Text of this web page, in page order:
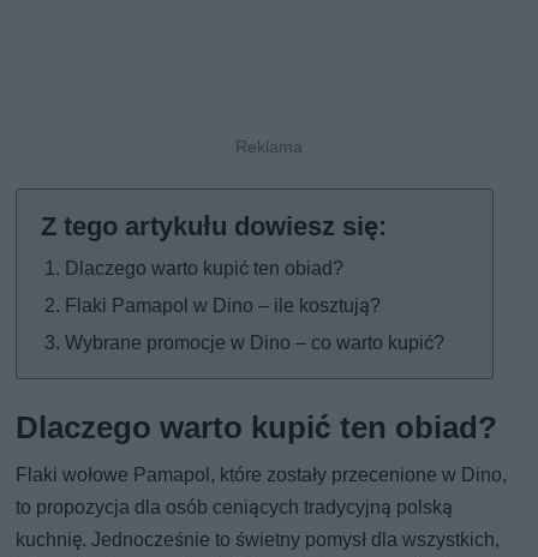
Dlaczego warto kupić ten obiad?
Flaki Pamapol w Dino – ile kosztują?
Wybrane promocje w Dino – co warto kupić?
Dlaczego warto kupić ten obiad?
Flaki wołowe Pamapol, które zostały przecenione w Dino,
to propozycja dla osób ceniących tradycyjną polską
kuchnię. Jednocześnie to świetny pomysł dla wszystkich,